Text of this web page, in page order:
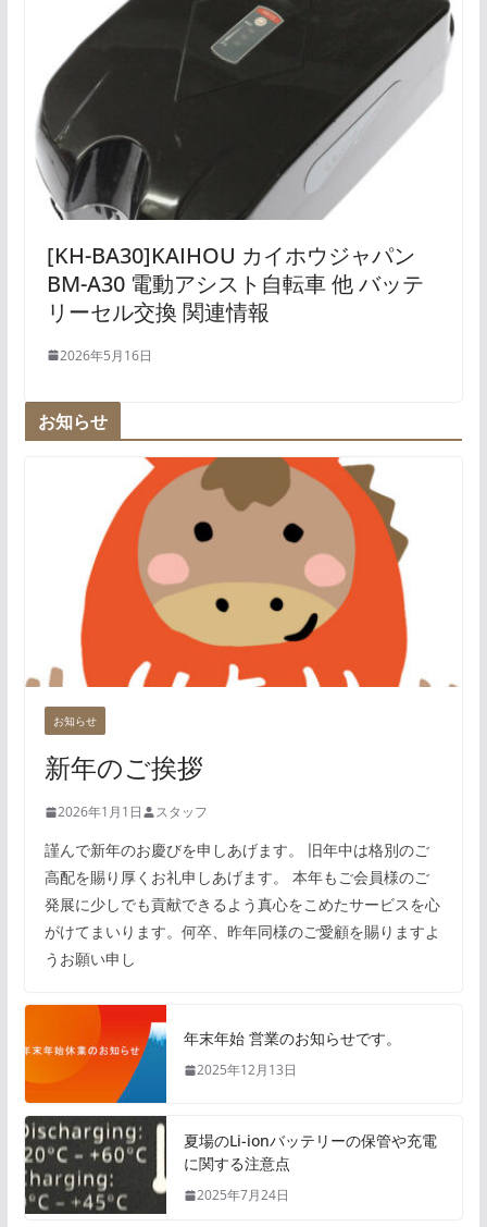
[KH-BA30]KAIHOU カイホウジャパン
BM-A30 電動アシスト自転車 他 バッテ
リーセル交換 関連情報
2026年5月16日
お知らせ
お知らせ
新年のご挨拶
2026年1月1日 スタッフ
謹んで新年のお慶びを申しあげます。 旧年中は格別のご
高配を賜り厚くお礼申しあげます。 本年もご会員様のご
発展に少しでも貢献できるよう真心をこめたサービスを心
がけてまいります。何卒、昨年同様のご愛顧を賜りますよ
うお願い申し
年末年始 営業のお知らせです。
2025年12月13日
夏場のLi-ionバッテリーの保管や充電
に関する注意点
2025年7月24日